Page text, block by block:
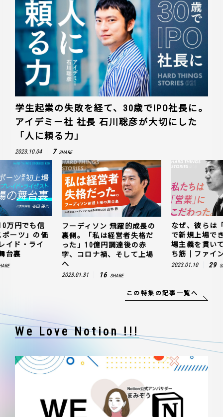
学生起業の失敗を経て、30歳でIPO社長に。
アイデミー社 社長 石川聡彦が大切にした
「人に頼る力」
2023.10.04 7 SHARE
万円でも信
ーツ」の価
イド・ライ
台裏
フーディソン 飛躍的成長の
裏側。「私は経営者失格だ
った」10億円調達後の赤
字、コロナ禍、そして上場
へ
2023.01.31 16 SHARE
なぜ、彼らは
で新規上場で
場主義を貫い
ち筋｜ファイ
2023.01.10 29
この特集の記事一覧へ
We Love Notion !!!